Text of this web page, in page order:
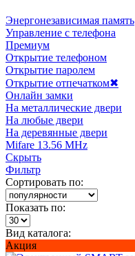
Энергонезависимая память
Управление с телефона
Премиум
Открытие телефоном
Открытие паролем
Открытие отпечатком✖
Онлайн замки
На металлические двери
На любые двери
На деревянные двери
Mifare 13.56 MHz
Скрыть
Фильтр
Сортировать по:
Показать по:
Вид каталога:
Акция